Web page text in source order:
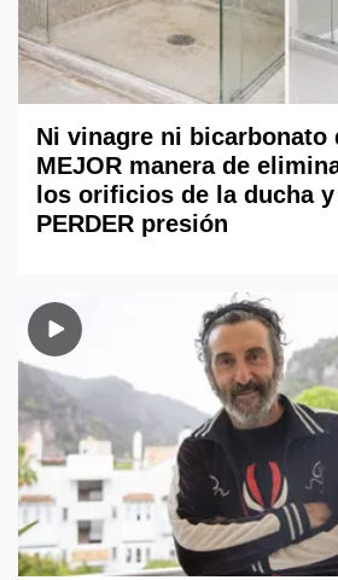
Ni vinagre ni bicarbonato
MEJOR manera de
los orificios de la ducha
PERDER presión